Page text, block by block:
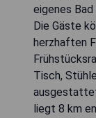
eigenes
Die Gäste
herzhaften
Tisch,
liegt 8 km